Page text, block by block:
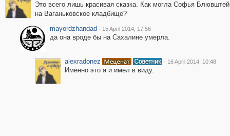
Это всего лишь красивая сказка. Как могла Софья
на Ваганьковское кладбище?
mayordzhandad · 15 April 2014, 17:56
да она вроде бы на Сахалине умерла.
alexradonez · 16 April 2014, 10:48
Именно это я и имел в виду.